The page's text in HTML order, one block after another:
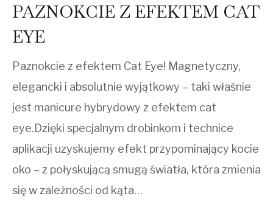
PAZNOKCIE Z EFEKTEM CAT
EYE
Paznokcie z efektem Cat Eye! Magnetyczny,
elegancki i absolutnie wyjątkowy – taki właśnie
jest manicure hybrydowy z efektem cat
eye.Dzięki specjalnym drobinkom i technice
aplikacji uzyskujemy efekt przypominający kocie
oko – z połyskującą smugą światła, która zmienia
się w zależności od kąta…